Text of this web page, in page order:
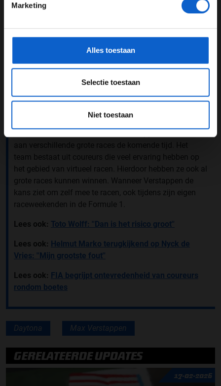
Marketing
Alles toestaan
Selectie toestaan
Niet toestaan
Een bericht gedeeld door Team Redline (@teamredlinesim)
Overwinning
De overwinning ging uiteindelijk naar Ferrari Esports
dat debuteerde in de virtuele endurancerace. Michele
Costantini, Ole Steinbraten en Niklas Beu wisten de
de titel over van Team Redline die vorig jaar de virtuele
24 uur van Daytone wist te winnen.
aan verschillende grote races de komende tijd. Het
team bestaat uit coureurs die veel ervaring hebben op
het gebied van virtueel racen. Hierdoor hebben ze ook al
grote races kunnen winnen. Wanneer Verstappen de
kans ziet om zelf mee te racen, ook tijdens zijn eigen
raceweekenden in de Formule 1.
Lees ook: Toto Wolff: ''Dan is het risico groot''
Lees ook: Helmut Marko terugkijkend op Nyck de
Vries: ''Mijn grootste fout''
Lees ook: FIA begrijpt ontevredenheid van coureurs
rondom boetes
Daytona Max Verstappen
GERELATEERDE UPDATES
17-02-2026
voor meer informatie over
gegevensgebruik en -bescherming.